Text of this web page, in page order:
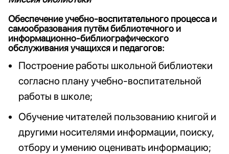
Обеспечение учебно-воспитательного процесса и
самообразования путём библиотечного и
информационно-библиографического
обслуживания учащихся и педагогов:
Построение работы школьной библиотеки
согласно плану учебно-воспитательной
работы в школе;
Обучение читателей пользованию книгой и
другими носителями информации, поиску,
отбору и умению оценивать информацию;